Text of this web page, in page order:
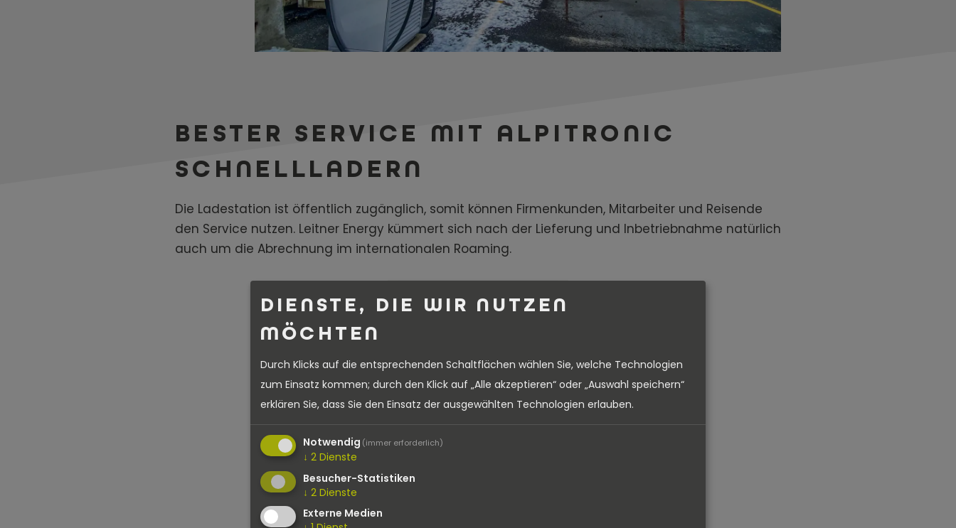
BESTER SERVICE MIT ALPITRONIC
SCHNELLLADERN
Die Ladestation ist öffentlich zugänglich, somit können Firmenkunden, Mitarbeiter und Reisende
den Service nutzen. Leitner Energy kümmert sich nach der Lieferung und Inbetriebnahme natürlich
auch um die Abrechnung im internationalen Roaming.
ALPITRONIC HYC
DIENSTE, DIE WIR NUTZEN
MÖCHTEN
Durch Klicks auf die entsprechenden Schaltflächen wählen Sie, welche Technologien
zum Einsatz kommen; durch den Klick auf „Alle akzeptieren“ oder „Auswahl speichern“
erklären Sie, dass Sie den Einsatz der ausgewählten Technologien erlauben.
Notwendig (immer erforderlich)
↓ 2 Dienste
Besucher-Statistiken
↓ 2 Dienste
Externe Medien